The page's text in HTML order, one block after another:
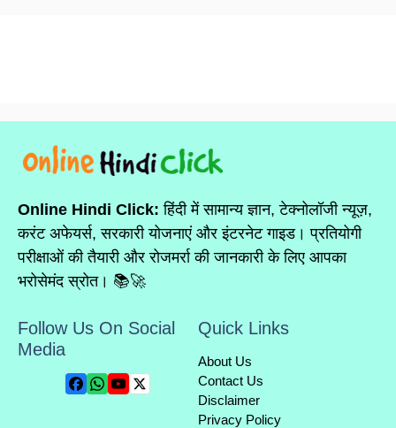
Online Hindi Click: हिंदी में सामान्य ज्ञान, टेक्नोलॉजी न्यूज़,
करंट अफेयर्स, सरकारी योजनाएं और इंटरनेट गाइड। प्रतियोगी
परीक्षाओं की तैयारी और रोजमर्रा की जानकारी के लिए आपका
भरोसेमंद स्रोत। 📚🚀
Follow Us On Social
Media
Quick Links
About Us
Contact Us
Disclaimer
Privacy Policy